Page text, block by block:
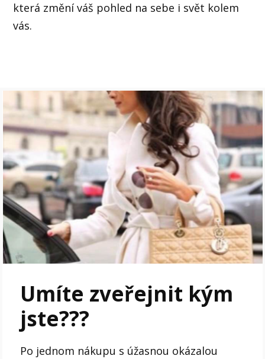
která změní váš pohled na sebe i svět kolem
vás.
Umíte zveřejnit kým
jste???
Po jednom nákupu s úžasnou okázalou